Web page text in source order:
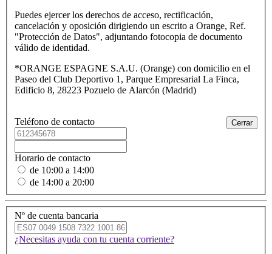
Puedes ejercer los derechos de acceso, rectificación,
cancelación y oposición dirigiendo un escrito a Orange, Ref.
"Protección de Datos", adjuntando fotocopia de documento
válido de identidad.
*ORANGE ESPAGNE S.A.U. (Orange) con domicilio en el
Paseo del Club Deportivo 1, Parque Empresarial La Finca,
Edificio 8, 28223 Pozuelo de Alarcón (Madrid)
Cerrar
Teléfono de contacto
Teléfono
de
contacto
1
de
contacto
2
Horario de contacto
de 10:00 a 14:00
de 14:00 a 20:00
Nº de cuenta bancaria
¿Necesitas ayuda con tu cuenta corriente?